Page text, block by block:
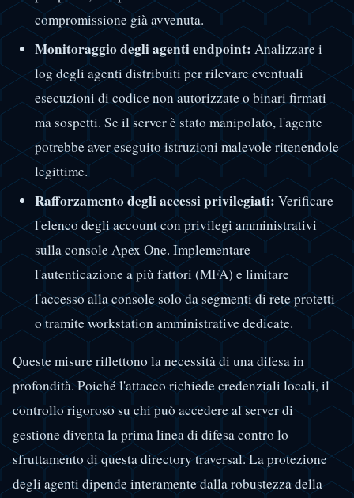
compromissione già avvenuta.
Monitoraggio degli agenti endpoint: Analizzare i
log degli agenti distribuiti per rilevare eventuali
esecuzioni di codice non autorizzate o binari firmati
ma sospetti. Se il server è stato manipolato, l'agente
potrebbe aver eseguito istruzioni malevole ritenendole
legittime.
Rafforzamento degli accessi privilegiati: Verificare
l'elenco degli account con privilegi amministrativi
sulla console Apex One. Implementare
l'autenticazione a più fattori (MFA) e limitare
l'accesso alla console solo da segmenti di rete protetti
o tramite workstation amministrative dedicate.
Queste misure riflettono la necessità di una difesa in
profondità. Poiché l'attacco richiede credenziali locali, il
controllo rigoroso su chi può accedere al server di
gestione diventa la prima linea di difesa contro lo
sfruttamento di questa directory traversal. La protezione
degli agenti dipende interamente dalla robustezza della